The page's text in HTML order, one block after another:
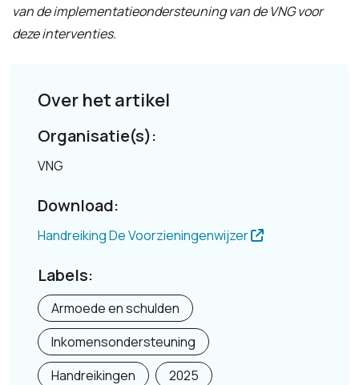
van de implementatieondersteuning van de VNG voor
deze interventies.
Over het artikel
Organisatie(s):
VNG
Download:
Handreiking De Voorzieningenwijzer
Labels:
Armoede en schulden
Inkomensondersteuning
Handreikingen
2025